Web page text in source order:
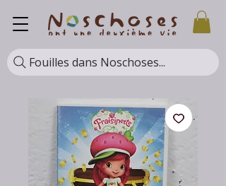
Fouilles dans Noschoses...